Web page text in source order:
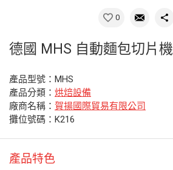
0
德國 MHS 自動麵包切片機
產品型號：MHS
產品分類： 烘焙設備
廠商名稱： 賀揚國際貿易有限公司
攤位號碼：K216
產品特色